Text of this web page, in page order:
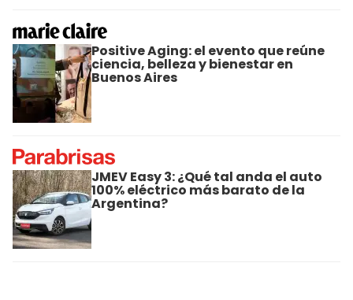
Positive Aging: el evento que reúne
ciencia, belleza y bienestar en
Buenos Aires
JMEV Easy 3: ¿Qué tal anda el auto
100% eléctrico más barato de la
Argentina?